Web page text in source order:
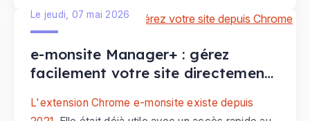
tâches répétitives.
e-monsite Manager+ : gérez
facilement votre site directement
Le jeudi, 07 mai 2026
L'extension Chrome e-monsite existe depuis